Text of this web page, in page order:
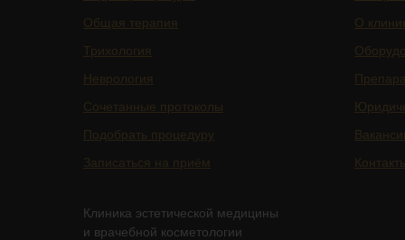
Общая терапия
Трихология
Неврология
Сочетанные протоколы
Подобрать процедуру
Записаться на приём
О
Клиника эстетической медицины
и врачебной косметологии